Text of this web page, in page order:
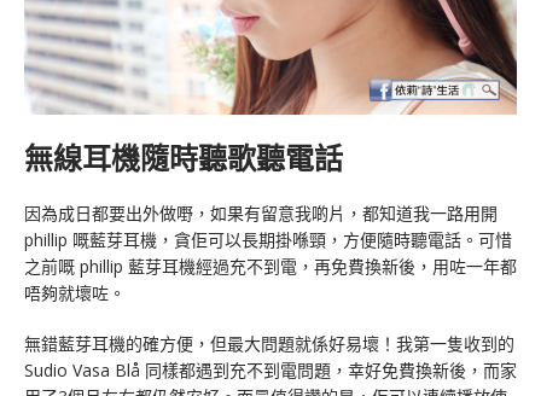
無線耳機隨時聽歌聽電話
因為成日都要出外做嘢，如果有留意我啲片，都知道我一路用開
phillip 嘅藍芽耳機，貪佢可以長期掛喺頸，方便隨時聽電話。可惜
之前嘅 phillip 藍芽耳機經過充不到電，再免費換新後，用咗一年都
唔夠就壞咗。
無錯藍芽耳機的確方便，但最大問題就係好易壞！我第一隻收到的
Sudio Vasa Blå 同樣都遇到充不到電問題，幸好免費換新後，而家